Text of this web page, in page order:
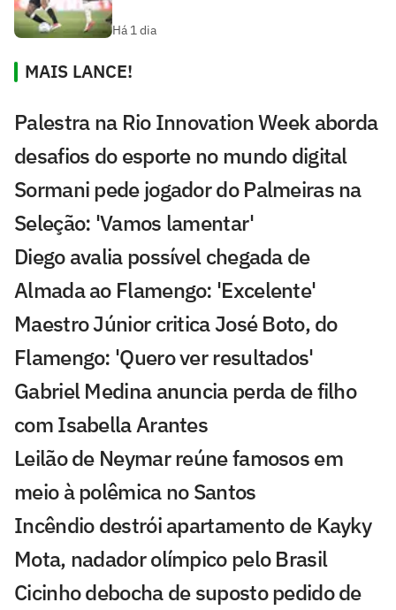
Há 1 dia
MAIS LANCE!
Palestra na Rio Innovation Week aborda
desafios do esporte no mundo digital
Sormani pede jogador do Palmeiras na
Seleção: 'Vamos lamentar'
Diego avalia possível chegada de
Almada ao Flamengo: 'Excelente'
Maestro Júnior critica José Boto, do
Flamengo: 'Quero ver resultados'
Gabriel Medina anuncia perda de filho
com Isabella Arantes
Leilão de Neymar reúne famosos em
meio à polêmica no Santos
Incêndio destrói apartamento de Kayky
Mota, nadador olímpico pelo Brasil
Cicinho debocha de suposto pedido de